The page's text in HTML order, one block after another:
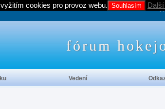
fórum
Vedení
cookies pro provoz webu. Souhlasím